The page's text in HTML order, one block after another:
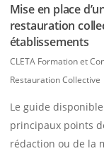
Mise en place
restauration
établissements
CLETA Formation et
Restauration Collective
Le guide
principaux points
rédaction ou de la